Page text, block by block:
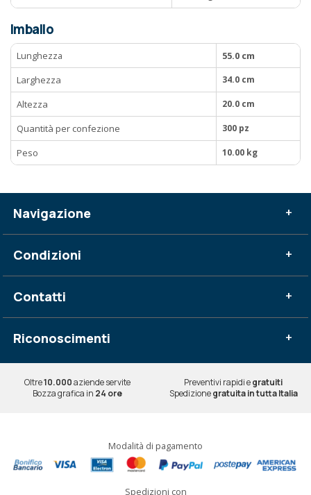
Imballo
Lunghezza
55.0 cm
Larghezza
34.0 cm
Altezza 20.0 cm
Quantità per confezione 300 pz
Peso 10.00 kg
Navigazione +
Condizioni +
Contatti +
Riconoscimenti +
Oltre10.000aziende servite Preventivi rapidi egratuiti
Bozza grafica in 24 ore Spedizionegratuita in tutta Italia
Modalità di pagamento
Spedizioni con